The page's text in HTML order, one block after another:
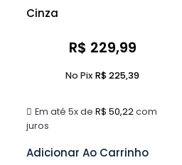
Cinza
R$ 229,99
Em até 5x de R$ 50,22com
juros
No Pix R$225,39
Adicionar Ao Carrinho